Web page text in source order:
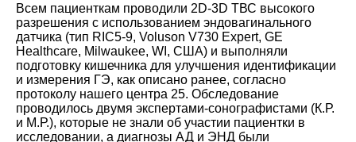
Всем пациенткам проводили 2D-3D ТВС высокого
разрешения с использованием эндовагинального
датчика (тип RIC5-9, Voluson V730 Expert, GE
Healthcare, Milwaukee, WI, США) и выполняли
подготовку кишечника для улучшения идентификации
и измерения ГЭ, как описано ранее, согласно
протоколу нашего центра 25. Обследование
проводилось двумя экспертами-сонографистами (К.Р.
и М.Р.), которые не знали об участии пациентки в
исследовании, а диагнозы АД и ЭНД были